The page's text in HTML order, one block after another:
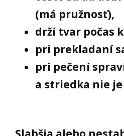
(má pružnosť),
drží tvar počas
pri prekladaní
pri pečení
a striedka nie